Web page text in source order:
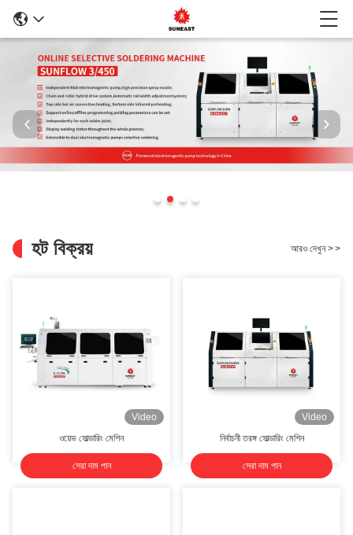
হট বিক্রয় আরও দেখুন>>
Video
ওয়েভ সোল্ডারিং মেশিন
সেরা দাম পান
Video
নির্বাচনী তরঙ্গ সোল্ডারিং মেশিন
সেরা দাম পান